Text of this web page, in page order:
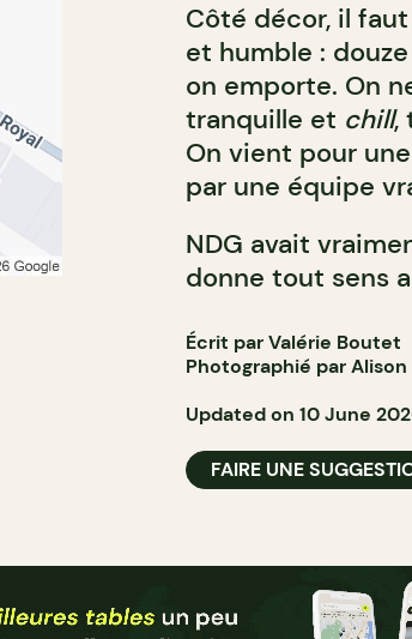
Côté décor, il
et humble :
on emporte. On
tranquille et chill,
On vient pour
par une équipe
NDG avait
donne tout sens
Écrit par Valérie Boutet
Photographié par
Updated on 10 June
FAIRE UNE